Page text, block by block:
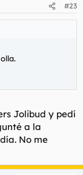
#23
Jolibud y pedí
a la
No me